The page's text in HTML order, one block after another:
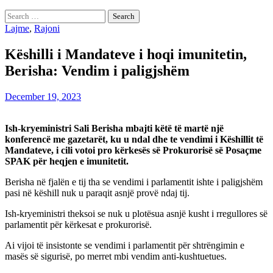
Search
for:
Lajme, Rajoni
Këshilli i Mandateve i hoqi imunitetin,
Berisha: Vendim i paligjshëm
December 19, 2023
Ish-kryeministri Sali Berisha mbajti këtë të martë një
konferencë me gazetarët, ku u ndal dhe te vendimi i Këshillit të
Mandateve, i cili votoi pro kërkesës së Prokurorisë së Posaçme
SPAK për heqjen e imunitetit.
Berisha në fjalën e tij tha se vendimi i parlamentit ishte i paligjshëm
pasi në këshill nuk u paraqit asnjë provë ndaj tij.
Ish-kryeministri theksoi se nuk u plotësua asnjë kusht i rregullores së
parlamentit për kërkesat e prokurorisë.
Ai vijoi të insistonte se vendimi i parlamentit për shtrëngimin e
masës së sigurisë, po merret mbi vendim anti-kushtuetues.